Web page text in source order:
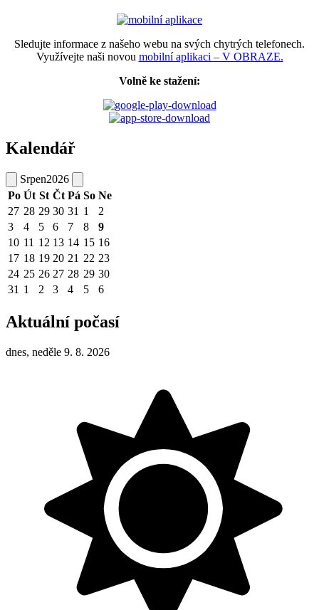
Sledujte informace z našeho webu na svých chytrých telefonech.
Využívejte naši novou mobilní aplikaci – V OBRAZE.
Volně ke stažení:
Kalendář
Srpen2026
Po Út St Čt Pá So Ne
27 28 29 30 31 1
2
3
4 5 6 7 8
9
10 11 12 13 14 15 16
17 18 19 20 21 22 23
24 25 26 27 28 29 30
31 1 2 3 4 5 6
Aktuální počasí
dnes, neděle 9. 8. 2026